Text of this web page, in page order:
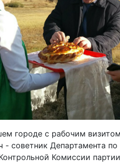
городе с рабочим
- советник Департамента
Комиссии